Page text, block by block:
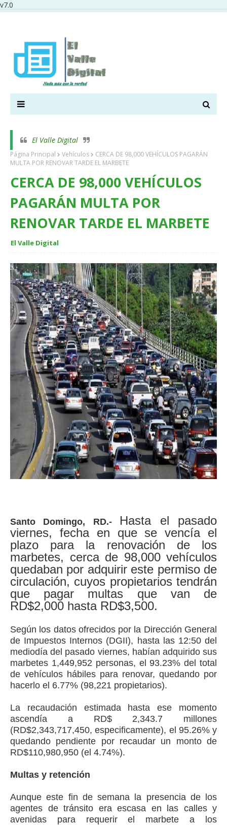
v7.0
El Valle Digital
Página Principal Vehículos
CERCA DE 98,000 VEHÍCULOS PAGARÁN
MULTA POR RENOVAR TARDE EL MARBETE
CERCA DE 98,000 VEHÍCULOS
PAGARÁN MULTA POR
RENOVAR TARDE EL MARBETE
El Valle Digital
Santo Domingo, RD.- Hasta el pasado
viernes, fecha en que se vencía el
plazo para la renovación de los
marbetes, cerca de 98,000 vehículos
quedaban por adquirir este permiso de
circulación, cuyos propietarios tendrán
que pagar multas que van de
RD$2,000 hasta RD$3,500.
Según los datos ofrecidos por la Dirección General
de Impuestos Internos (DGII), hasta las 12:50 del
mediodía del pasado viernes, habían adquirido sus
marbetes 1,449,952 personas, el 93.23% del total
de vehículos hábiles para renovar, quedando por
hacerlo el 6.77% (98,221 propietarios).
La recaudación estimada hasta ese momento
ascendía a RD$ 2,343.7 millones
(RD$2,343,717,450, especificamente), el 95.26% y
quedando pendiente por recaudar un monto de
RD$110,980,950 (el 4.74%).
Multas y retención
Aunque este fin de semana la presencia de los
agentes de tránsito era escasa en las calles y
avenidas para requerir el marbete a los